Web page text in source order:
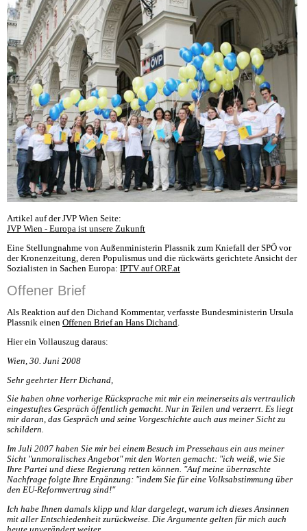
Artikel auf der JVP Wien Seite:
JVP Wien - Europa ist unsere Zukunft
Eine Stellungnahme von Außenministerin Plassnik zum Kniefall der SPÖ vor
der Kronenzeitung, deren Populismus und die rückwärts gerichtete Ansicht der
Sozialisten in Sachen Europa: IPTV auf ORF.at
Offener Brief
Als Reaktion auf den Dichand Kommentar, verfasste Bundesministerin Ursula
Plassnik einen Offenen Brief an Hans Dichand.
Hier ein Vollauszug daraus:
Wien, 30. Juni 2008
Sehr geehrter Herr Dichand,
Sie haben ohne vorherige Rücksprache mit mir ein meinerseits als vertraulich
eingestuftes Gespräch öffentlich gemacht. Nur in Teilen und verzerrt. Es liegt
mir daran, das Gespräch und seine Vorgeschichte auch aus meiner Sicht zu
schildern.
Im Juli 2007 haben Sie mir bei einem Besuch im Pressehaus ein aus meiner
Sicht "unmoralisches Angebot" mit den Worten gemacht: "ich weiß, wie Sie
Ihre Partei und diese Regierung retten können. "Auf meine überraschte
Nachfrage folgte Ihre Ergänzung: "indem Sie für eine Volksabstimmung über
den EU-Reformvertrag sind!"
Ich habe Ihnen damals klipp und klar dargelegt, warum ich dieses Ansinnen
mit aller Entschiedenheit zurückweise. Die Argumente gelten für mich auch